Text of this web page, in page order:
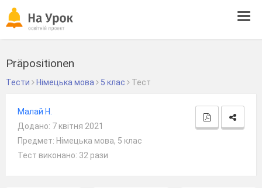
Präpositionen
Тести Німецька мова 5 клас Тест
Малай Н.
Додано: 7 квітня 2021
Предмет: Німецька мова, 5 клас
Тест виконано: 32 рази